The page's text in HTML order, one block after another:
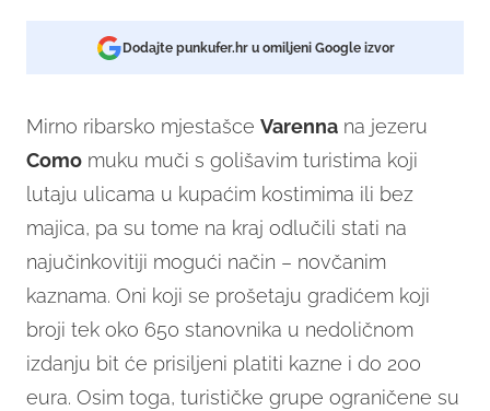
Dodajte punkufer.hr u omiljeni Google izvor
Mirno ribarsko mjestašce Varenna na jezeru
Como muku muči s golišavim turistima koji
lutaju ulicama u kupaćim kostimima ili bez
majica, pa su tome na kraj odlučili stati na
najučinkovitiji mogući način – novčanim
kaznama. Oni koji se prošetaju gradićem koji
broji tek oko 650 stanovnika u nedoličnom
izdanju bit će prisiljeni platiti kazne i do 200
eura. Osim toga, turističke grupe ograničene su